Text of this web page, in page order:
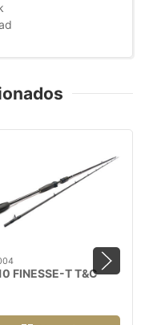
FINESSE-T T&C